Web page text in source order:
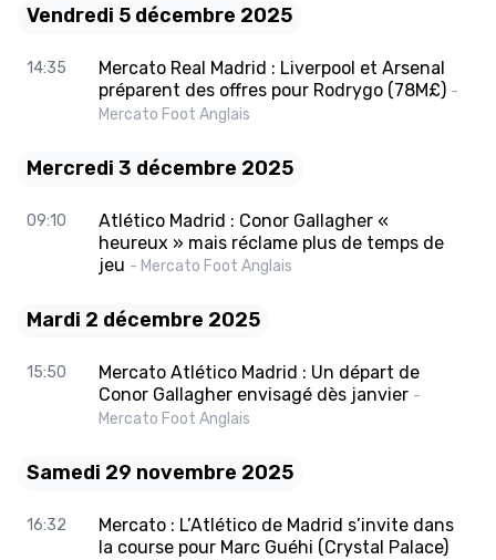
Vendredi 5 décembre 2025
14:35
Mercato Real Madrid : Liverpool et Arsenal
préparent des offres pour Rodrygo (78M£) -
Mercato Foot Anglais
Mercredi 3 décembre 2025
09:10
Atlético Madrid : Conor Gallagher «
heureux » mais réclame plus de temps de
jeu - Mercato Foot Anglais
Mardi 2 décembre 2025
15:50
Mercato Atlético Madrid : Un départ de
Conor Gallagher envisagé dès janvier -
Mercato Foot Anglais
Samedi 29 novembre 2025
16:32
Mercato : L’Atlético de Madrid s’invite dans
la course pour Marc Guéhi (Crystal Palace)